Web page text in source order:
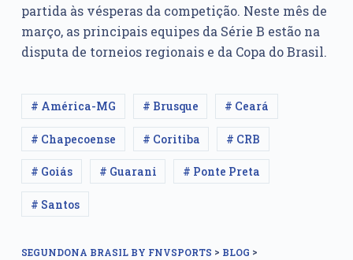
partida às vésperas da competição. Neste mês de
março, as principais equipes da Série B estão na
disputa de torneios regionais e da Copa do Brasil.
# América-MG # Brusque # Ceará
# Chapecoense # Coritiba # CRB
# Goiás # Guarani # Ponte Preta
# Santos
SEGUNDONA BRASIL BY FNVSPORTS > BLOG >